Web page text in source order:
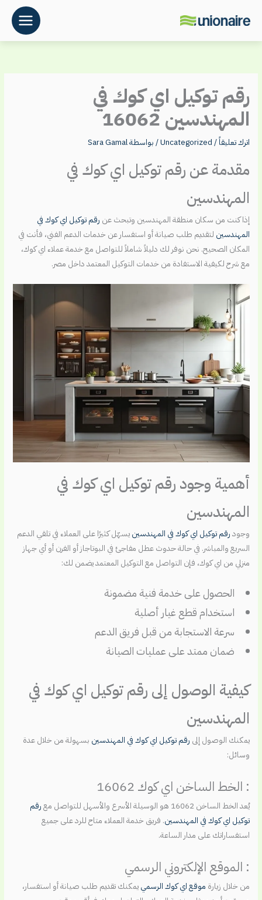
رقم توكيل اي كوك في
المهندسين 16062
اترك تعليقاً/
Uncategorized/ بواسطةSara Gamal
مقدمة عن رقم توكيل اي كوك في
المهندسين
إذا كنت من سكان منطقة المهندسين وتبحث عن رقم توكيل اي كوك في
المهندسين لتقديم طلب صيانة أو استفسار عن خدمات الدعم الفني، فأنت في
المكان الصحيح. نحن نوفر لك دليلاً شاملاً للتواصل مع خدمة عملاء اي كوك،
مع شرح لكيفية الاستفادة من خدمات التوكيل المعتمد داخل مصر.
أهمية وجود رقم توكيل اي كوك في
المهندسين
وجودرقم توكيل اي كوك في المهندسينيسهّل كثيرًا على العملاء في تلقي الدعم
السريع والمباشر. في حالة حدوث عطل مفاجئ في البوتاجاز أو الفرن أو أي جهاز
منزلي من اي كوك، فإن التواصل مع التوكيل المعتمد يضمن لك:
الحصول على خدمة فنية مضمونة
استخدام قطع غيار أصلية
سرعة الاستجابة من قبل فريق الدعم
ضمان ممتد على عمليات الصيانة
كيفية الوصول إلى رقم توكيل اي كوك في
المهندسين
يمكنك الوصول إلى رقم توكيل اي كوك في المهندسين بسهولة من خلال عدة
وسائل:
: الخط الساخن اي كوك 16062
يُعد الخط الساخن 16062 هو الوسيلة الأسرع والأسهل للتواصل مع
رقم
توكيل اي كوك في المهندسين. فريق خدمة العملاء متاح للرد على جميع
استفساراتك على مدار الساعة.
: الموقع الإلكتروني الرسمي
من خلال زيارة موقع اي كوك الرسمييمكنك تقديم طلب صيانة أو استفسار،